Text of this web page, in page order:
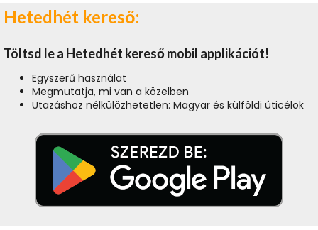
Hetedhét kereső:
Töltsd le a Hetedhét kereső mobil applikációt!
Egyszerű használat
Megmutatja, mi van a közelben
Utazáshoz nélkülözhetetlen: Magyar és külföldi úticélok